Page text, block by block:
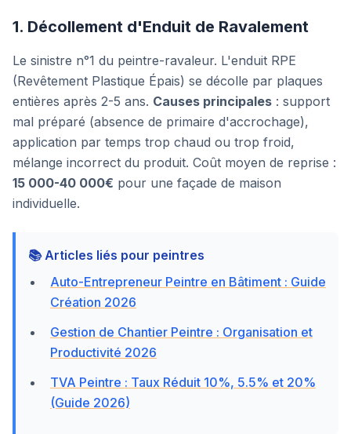
1. Décollement d'Enduit de Ravalement
Le sinistre n°1 du peintre-ravaleur. L'enduit RPE
(Revêtement Plastique Épais) se décolle par plaques
entières après 2-5 ans. Causes principales : support
mal préparé (absence de primaire d'accrochage),
application par temps trop chaud ou trop froid,
mélange incorrect du produit. Coût moyen de reprise :
15 000-40 000€ pour une façade de maison
individuelle.
📚 Articles liés pour peintres
Auto-Entrepreneur Peintre en Bâtiment : Guide
Création 2026
Gestion de Chantier Peintre : Organisation et
Productivité 2026
TVA Peintre : Taux Réduit 10%, 5.5% et 20%
(Guide 2026)